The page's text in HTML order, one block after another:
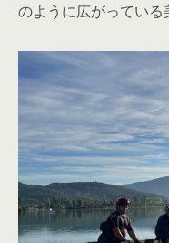
のように広がってい